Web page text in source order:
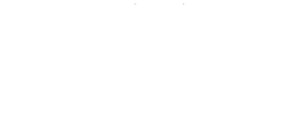
Tipo de entrada